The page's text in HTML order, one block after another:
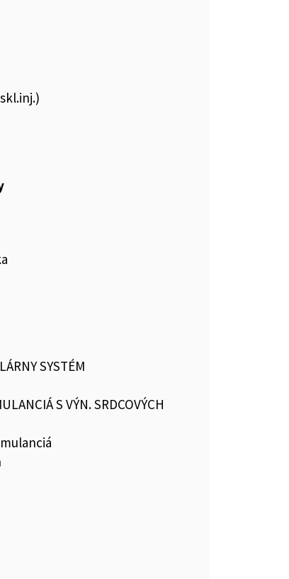
SYSTÉM
S VÝN. SRDCOVÝCH